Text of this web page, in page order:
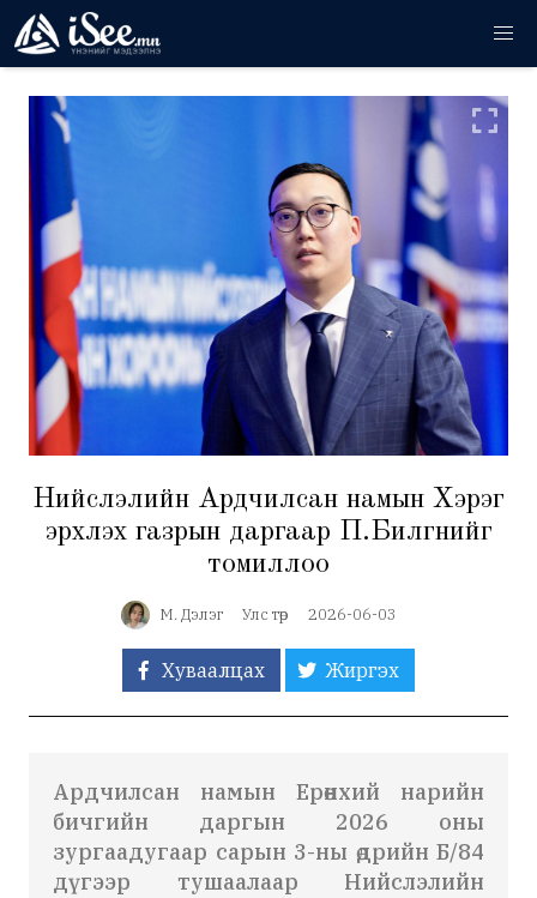
Нийслэлийн Ардчилсан намын Хэрэг
эрхлэх газрын даргаар П.Билгүүнийг
томиллоо
М. Дэлэг Улс төр 2026-06-03
Хуваалцах Жиргэх
Ардчилсан намын Ерөнхий нарийн
бичгийн даргын 2026 оны
зургаадугаар сарын 3-ны өдрийн Б/84
дүгээр тушаалаар Нийслэлийн